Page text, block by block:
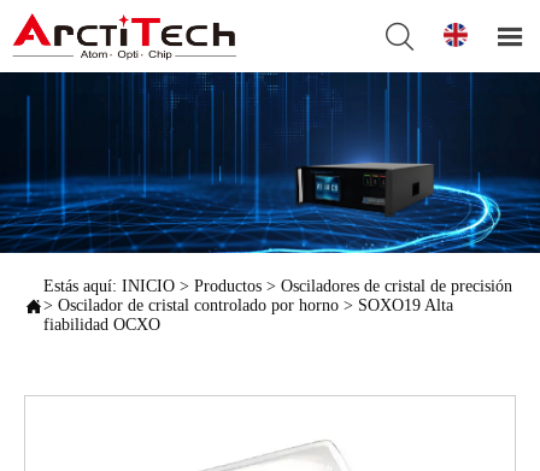
 

Estás aquí: INICIO > Productos > Osciladores de cristal de precisión
> Oscilador de cristal controlado por horno > SOXO19 Alta
fiabilidad OCXO